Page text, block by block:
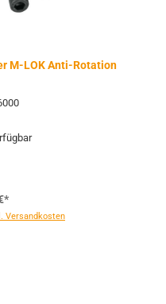
M-LOK Anti-Rotation
Versandkosten